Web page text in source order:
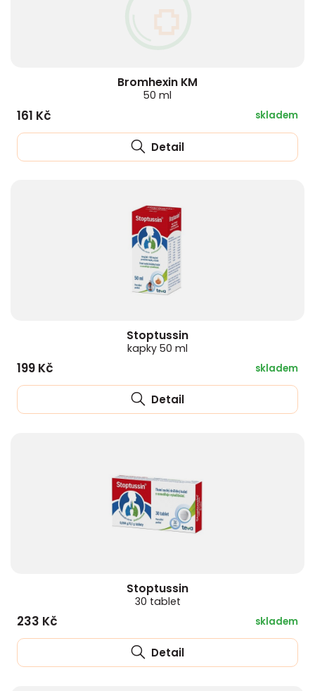
Bromhexin KM
50 ml
161 Kč skladem
Detail
Stoptussin
kapky 50 ml
199 Kč skladem
Detail
Stoptussin
30 tablet
233 Kč skladem
Detail